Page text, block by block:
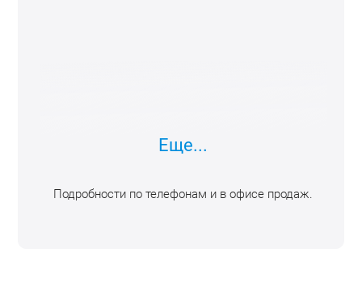
Еще...
Подробности по телефонам и в офисе продаж.